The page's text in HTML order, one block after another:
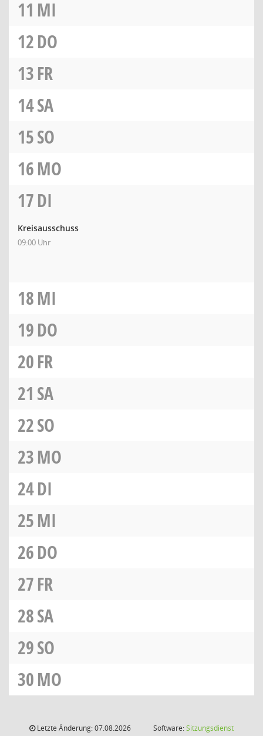
11 MI
12DO
13FR
14SA
15SO
16MO
17DI
Kreisausschuss
09:00 Uhr
18MI
19DO
20FR
21 SA
22SO
23MO
24DI
25MI
26DO
27FR
28SA
29SO
30MO
Letzte Änderung: 07.08.2026
Software:Sitzungsdienst